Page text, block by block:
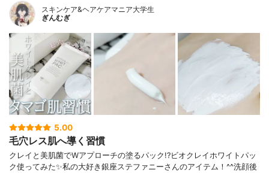
スキンケア&ヘアケアマニア大学生
ぎんむぎ
5.00
毛穴レス肌へ導く習慣
クレイと美肌菌でWアプローチの塗るパック!?ビオクレイホワイトパッ
ク使ってみた✨私の大好き銀座ステファニーさんのアイテム！^^洗顔後